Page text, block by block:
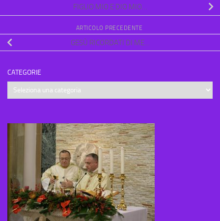
FIGLIO MIO E DIO MIO…
ARTICOLO PRECEDENTE
GESÙ RICORDATI DI ME…
CATEGORIE
Categorie